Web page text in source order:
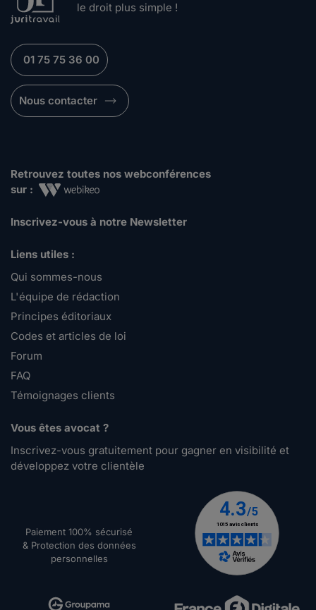
le droit plus simple !
01 75 75 36 00
Nous contacter
Retrouvez toutes nos webconférences
sur :
Inscrivez-vous à notre Newsletter
Liens utiles :
Qui sommes-nous
L'équipe de rédaction
Principes éditoriaux
Codes et articles de loi
Forum
FAQ
Témoignages clients
Vous êtes avocat ?
Inscrivez-vous gratuitement pour gagner en visibilité et
développez votre clientèle
Paiement 100% sécurisé
& Protection des données
personnelles